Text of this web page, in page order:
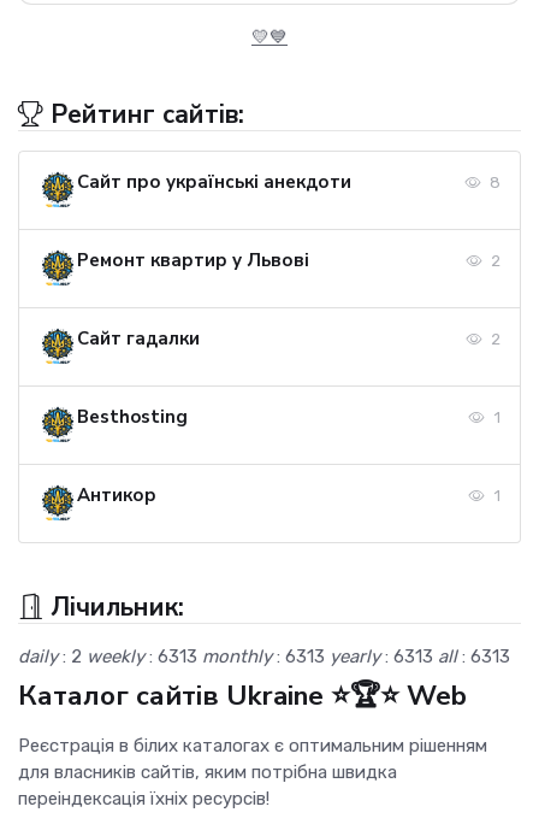
💛💙
Рейтинг сайтів:
Сайт про українські анекдоти 8
Ремонт квартир у Львові 2
Сайт гадалки 2
Besthosting 1
Антикор 1
Лічильник:
daily: 2 weekly: 6313 monthly: 6313 yearly: 6313 all: 6313
Каталог сайтів Ukraine ⭐🏆⭐ Web
Реєстрація в білих каталогах є оптимальним рішенням
для власників сайтів, яким потрібна швидка
переіндексація їхніх ресурсів!